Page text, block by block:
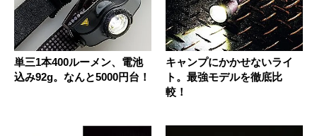
単三1本400ルーメン、電池
込み92g。なんと5000円台！
キャンプにかかせないライ
ト。最強モデルを徹底比
較！